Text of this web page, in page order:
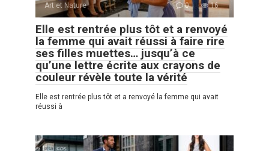
Art et Nature 0 16
Elle est rentrée plus tôt et a renvoyé
la femme qui avait réussi à faire rire
ses filles muettes… jusqu’à ce
qu’une lettre écrite aux crayons de
couleur révèle toute la vérité
Elle est rentrée plus tôt et a renvoyé la femme qui avait
réussi à